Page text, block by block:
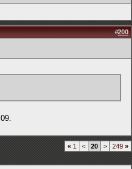
#200
« 1 < 20 > 249 »